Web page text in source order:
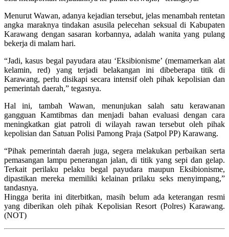
Menurut Wawan, adanya kejadian tersebut, jelas menambah rentetan
angka maraknya tindakan asusila pelecehan seksual di Kabupaten
Karawang dengan sasaran korbannya, adalah wanita yang pulang
bekerja di malam hari.
“Jadi, kasus begal payudara atau ‘Eksibionisme’ (memamerkan alat
kelamin, red) yang terjadi belakangan ini dibeberapa titik di
Karawang, perlu disikapi secara intensif oleh pihak kepolisian dan
pemerintah daerah,” tegasnya.
Hal ini, tambah Wawan, menunjukan salah satu kerawanan
gangguan Kamtibmas dan menjadi bahan evaluasi dengan cara
meningkatkan giat patroli di wilayah rawan tersebut oleh pihak
kepolisian dan Satuan Polisi Pamong Praja (Satpol PP) Karawang.
“Pihak pemerintah daerah juga, segera melakukan perbaikan serta
pemasangan lampu penerangan jalan, di titik yang sepi dan gelap.
Terkait perilaku pelaku begal payudara maupun Eksibionisme,
dipastikan mereka memiliki kelainan prilaku seks menyimpang,”
tandasnya.
Hingga berita ini diterbitkan, masih belum ada keterangan resmi
yang diberikan oleh pihak Kepolisian Resort (Polres) Karawang.
(NOT)